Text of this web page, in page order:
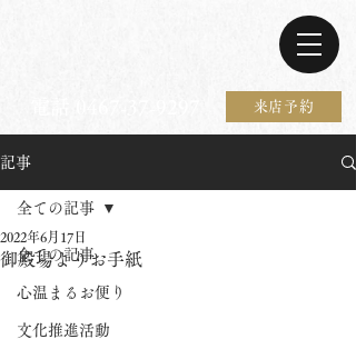
来店予約
記事
全ての記事
心温まるお便り
文化推進活動
全ての記事
御殿場よりお手紙
2022年6月17日